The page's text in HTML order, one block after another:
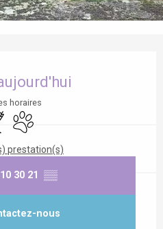
horaires
/ Buvette
Animaux acceptés
prestation(s)
30 21 ▒▒
nous